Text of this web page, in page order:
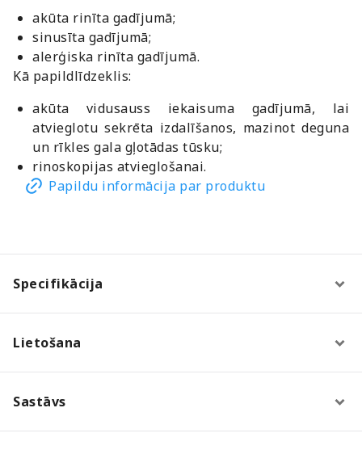
akūta rinīta gadījumā;
sinusīta gadījumā;
alerģiska rinīta gadījumā.
Kā papildlīdzeklis:
akūta vidusauss iekaisuma gadījumā, lai
atvieglotu sekrēta izdalīšanos, mazinot deguna
un rīkles gala gļotādas tūsku;
rinoskopijas atvieglošanai.
Papildu informācija par produktu
Specifikācija
Lietošana
Sastāvs